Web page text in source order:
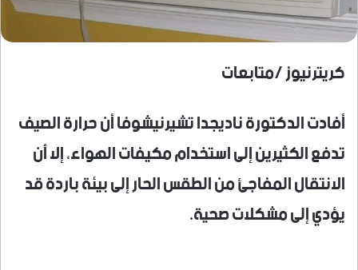
كريترنيوز /متابعات
أفادت الدكتورة ناديجدا تشيرنيشوفا أن حرارة الصيف
تدفع الكثيرين إلى استخدام مكيفات الهواء، إلا أن
الانتقال المفاجئ من الطقس الحار إلى بيئة باردة قد
يؤدي إلى مشكلات صحية.